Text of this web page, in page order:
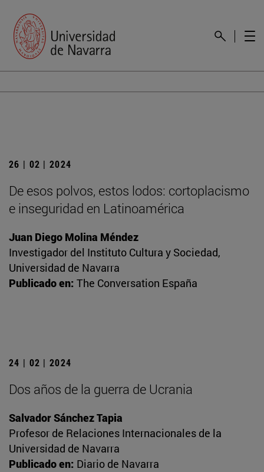
26 | 02 | 2024
De esos polvos, estos lodos: cortoplacismo
e inseguridad en Latinoamérica
Juan Diego Molina Méndez
Investigador del Instituto Cultura y Sociedad,
Universidad de Navarra
Publicado en: The Conversation España
24 | 02 | 2024
Dos años de la guerra de Ucrania
Salvador Sánchez Tapia
Profesor de Relaciones Internacionales de la
Universidad de Navarra
Publicado en: Diario de Navarra